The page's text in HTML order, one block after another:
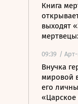
Книга
выходят
09:39 /
Внучка
мировой
его
«Царское